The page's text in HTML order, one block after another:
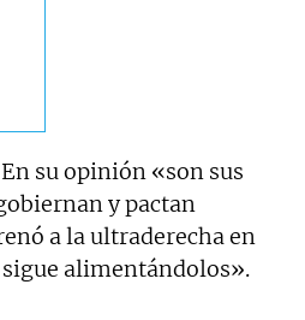
su opinión «son sus
y pactan
a la ultraderecha en
alimentándolos».